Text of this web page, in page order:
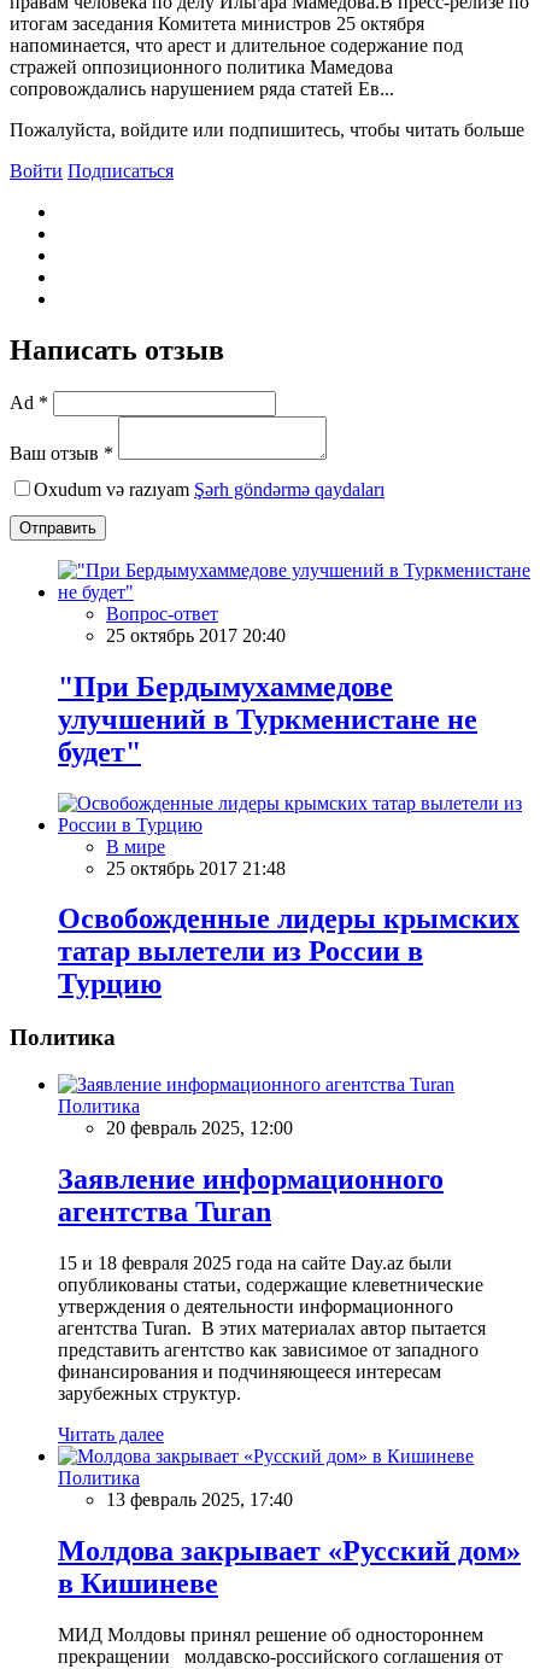
итогам заседания Комитета министров 25 октября
напоминается, что арест и длительное содержание под
стражей оппозиционного политика Мамедова
сопровождались нарушением ряда статей Ев...
Пожалуйста, войдите или подпишитесь, чтобы читать больше
Войти Подписаться
Написать отзыв
Ad *
Ваш отзыв *
Oxudum və razıyam Şərh göndərmə qaydaları
Отправить
Вопрос-ответ
25 октябрь 2017 20:40
"При Бердымухаммедове
улучшений в Туркменистане не
будет"
В мире
25 октябрь 2017 21:48
Освобожденные лидеры крымских
татар вылетели из России в
Турцию
Политика
Политика
20 февраль 2025, 12:00
Заявление информационного
агентства Turan
15 и 18 февраля 2025 года на сайте Day.az были
опубликованы статьи, содержащие клеветнические
утверждения о деятельности информационного
агентства Turan. В этих материалах автор пытается
представить агентство как зависимое от западного
финансирования и подчиняющееся интересам
зарубежных структур.
Читать далее
Политика
13 февраль 2025, 17:40
Молдова закрывает «Русский дом»
в Кишиневе
МИД Молдовы принял решение об одностороннем
прекращении молдавско-российского соглашения от